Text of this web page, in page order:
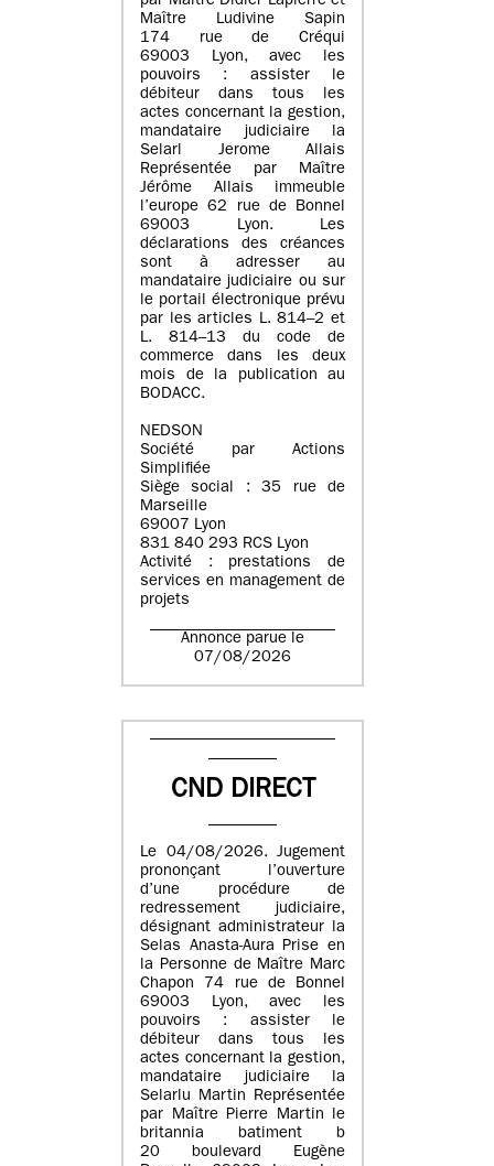
Maître Ludivine Sapin
174 rue de Créqui
69003 Lyon, avec les
pouvoirs : assister le
débiteur dans tous les
actes concernant la gestion,
mandataire judiciaire la
Selarl Jerome Allais
Représentée par Maître
Jérôme Allais immeuble
l’europe 62 rue de Bonnel
69003 Lyon. Les
déclarations des créances
sont à adresser au
mandataire judiciaire ou sur
le portail électronique prévu
par les articles L. 814–2 et
L. 814–13 du code de
commerce dans les deux
mois de la publication au
BODACC.
NEDSON
Société par Actions
Simplifiée
Siège social : 35 rue de
Marseille
69007 Lyon
831 840 293 RCS Lyon
Activité : prestations de
services en management de
projets
Annonce parue le
07/08/2026
CND DIRECT
Le 04/08/2026. Jugement
prononçant l’ouverture
d’une procédure de
redressement judiciaire,
désignant administrateur la
Selas Anasta-Aura Prise en
la Personne de Maître Marc
Chapon 74 rue de Bonnel
69003 Lyon, avec les
pouvoirs : assister le
débiteur dans tous les
actes concernant la gestion,
mandataire judiciaire la
Selarlu Martin Représentée
par Maître Pierre Martin le
britannia batiment b
20 boulevard Eugène